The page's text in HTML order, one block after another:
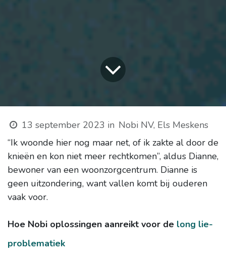
13 september 2023 in Nobi NV, Els Meskens
“Ik woonde hier nog maar net, of ik zakte al door de
knieën en kon niet meer rechtkomen”, aldus Dianne,
bewoner van een woonzorgcentrum. Dianne is
geen uitzondering, want vallen komt bij ouderen
vaak voor.
Hoe Nobi oplossingen aanreikt voor de long lie-
problematiek